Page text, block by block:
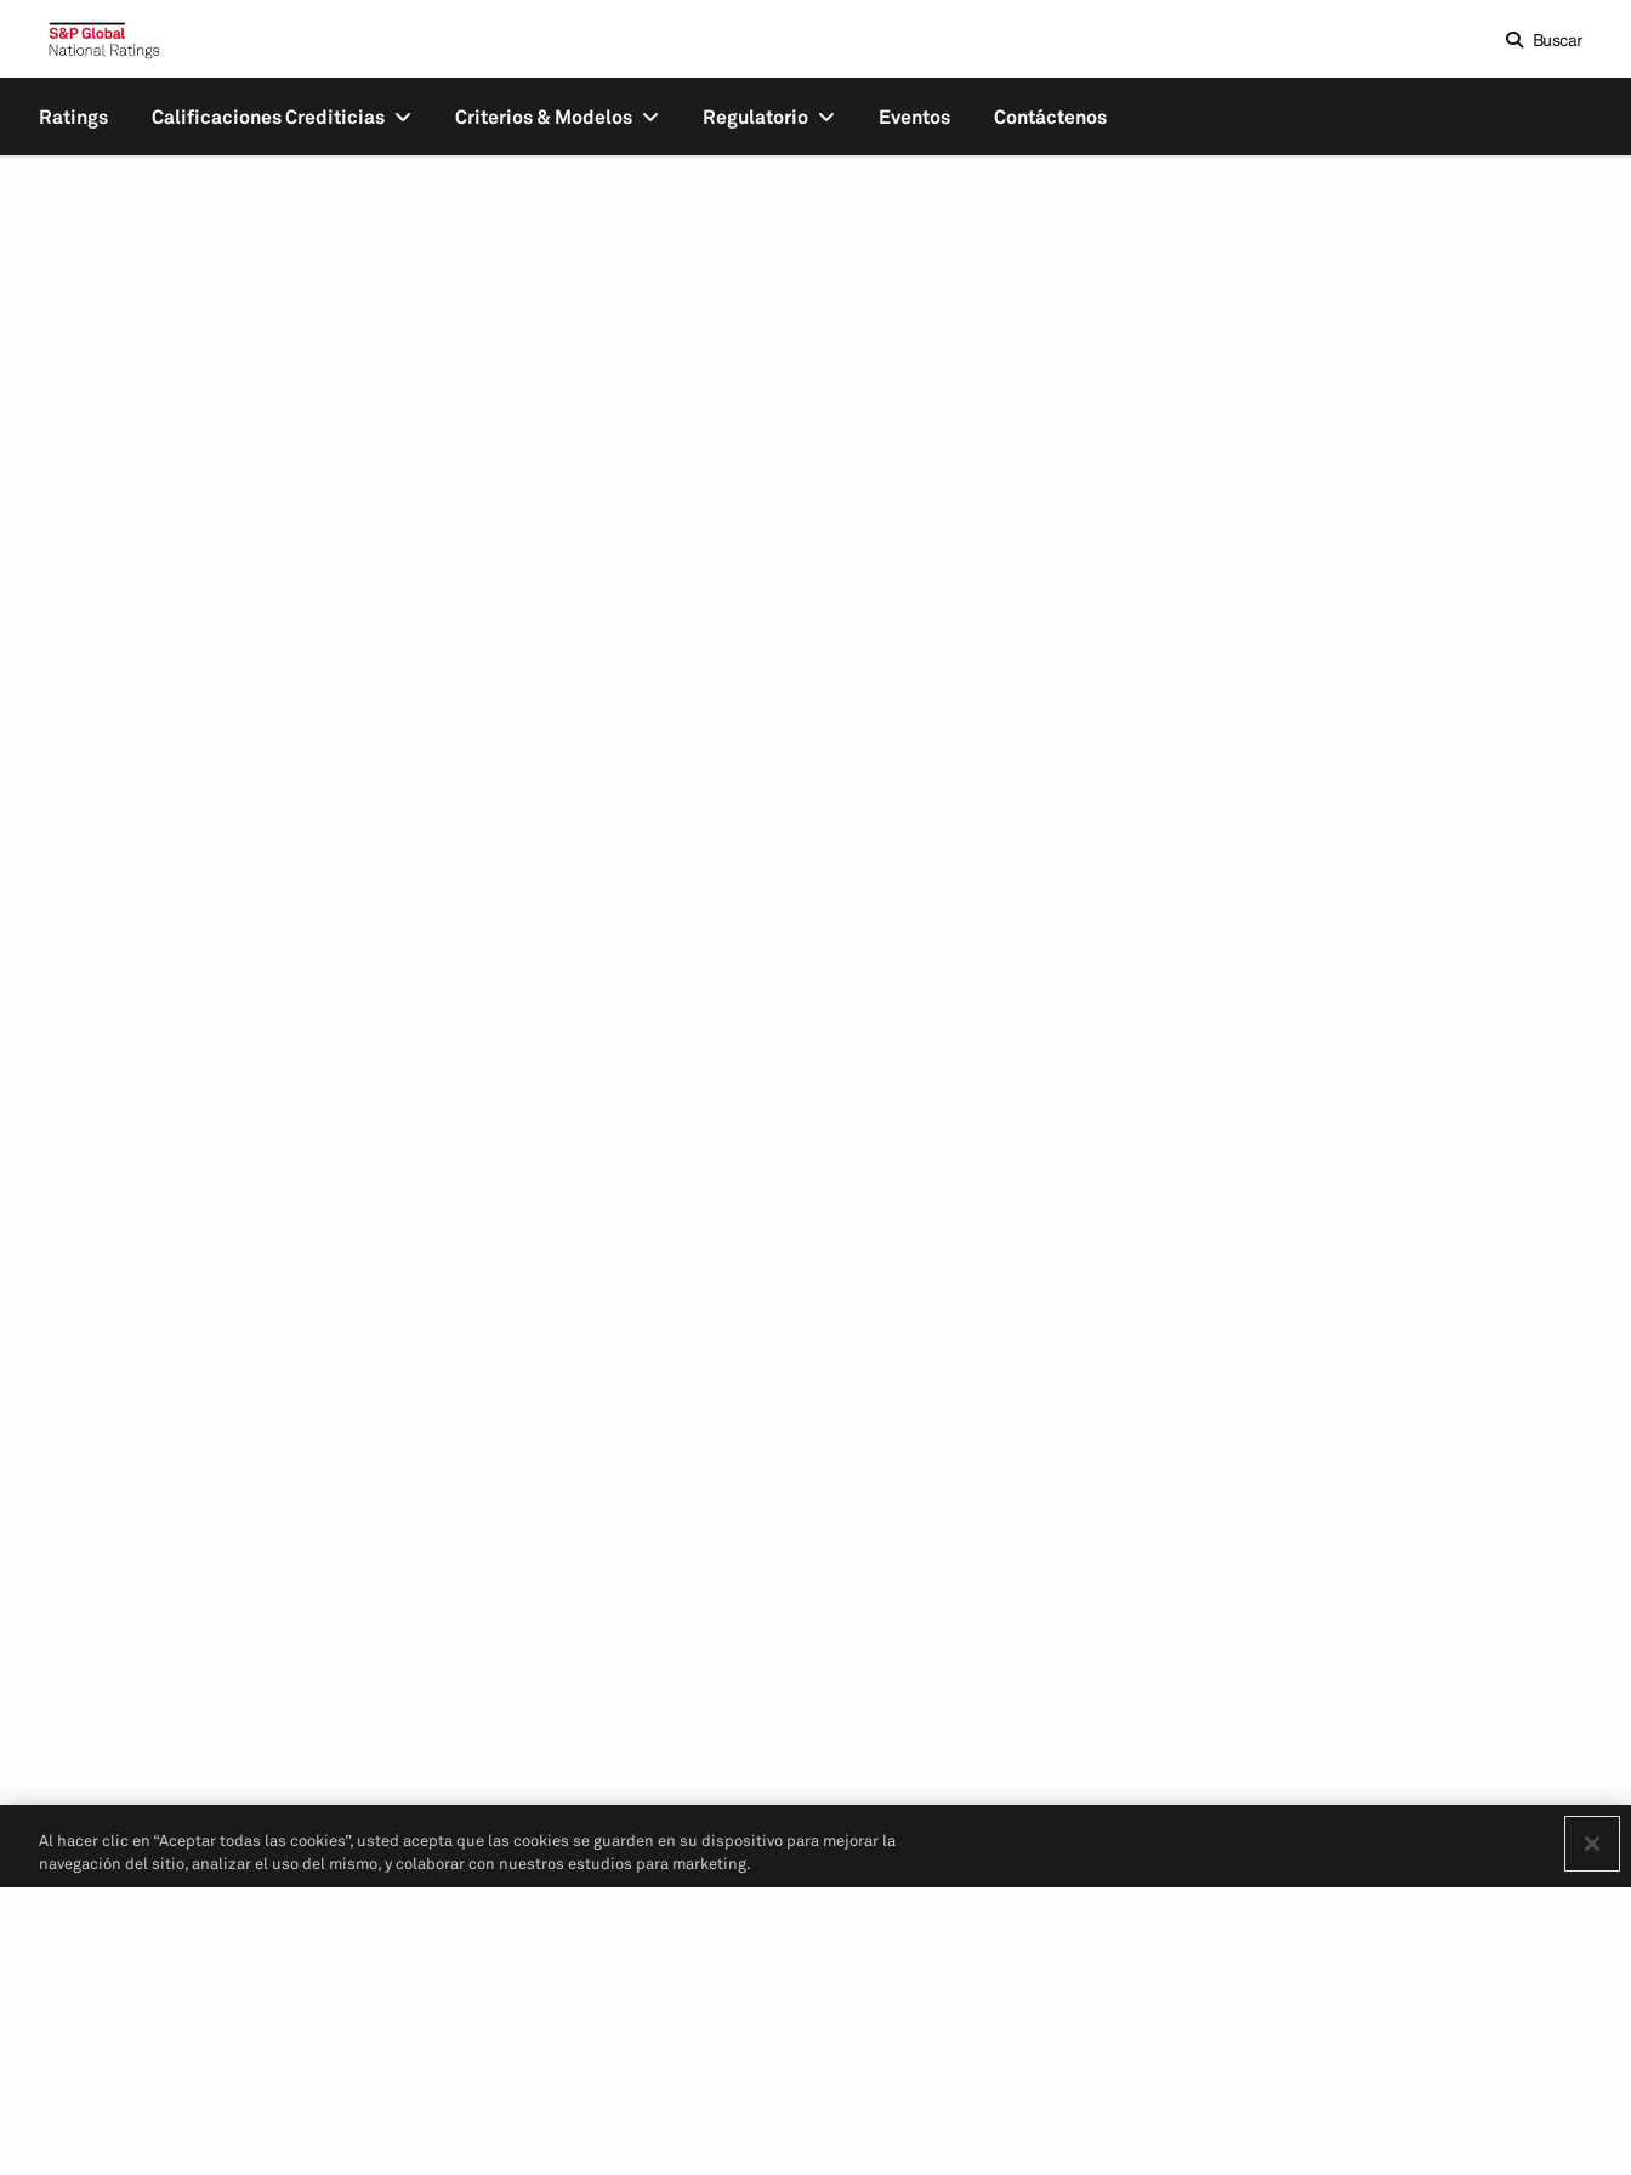
Buscar
Ratings Calificaciones Crediticias Criterios & Modelos Regulatorio Eventos Contáctenos
Al hacer clic en “Aceptar todas las cookies”, usted acepta que las cookies se guarden en su dispositivo para mejorar la
navegación del sitio, analizar el uso del mismo, y colaborar con nuestros estudios para marketing.